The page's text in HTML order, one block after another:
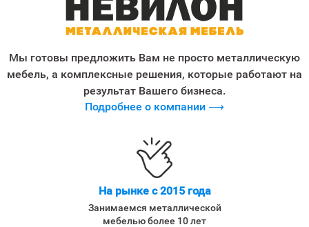
Мы готовы предложить Вам не просто металлическую
мебель, а комплексные решения, которые работают на
результат Вашего бизнеса.
Подробнее о компании ⟶
На рынке с 2015 года
Занимаемся металлической
мебелью более 10 лет